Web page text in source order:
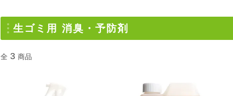
生ゴミ用 消臭・予防剤
全 3 商品